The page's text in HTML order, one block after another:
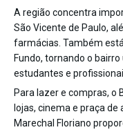
A região concentra
São Vicente de Paulo,
farmácias. Também
Fundo, tornando o
estudantes e
Para lazer e compras, o
lojas, cinema e praça
Marechal Floriano